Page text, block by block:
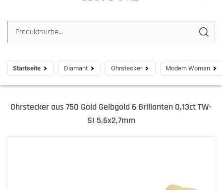
Startseite Diamant Ohrstecker Modern Woman
Ohrstecker aus 750 Gold Gelbgold 6 Brillanten 0,13ct TW-
SI 5,6x2,7mm